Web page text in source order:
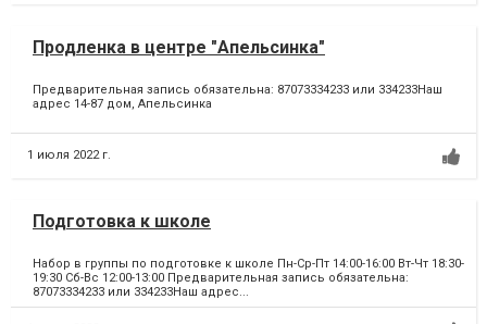
Продленка в центре "Апельсинка"
Предварительная запись обязательна: 87073334233 или 334233Наш
адрес 14-87 дом, Апельсинка
1 июля 2022 г.
Подготовка к школе
Набор в группы по подготовке к школе Пн-Ср-Пт 14:00-16:00 Вт-Чт 18:30-
19:30 Сб-Вс 12:00-13:00 Предварительная запись обязательна:
87073334233 или 334233Наш адрес...